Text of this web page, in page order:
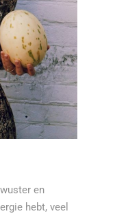
en
hebt, veel